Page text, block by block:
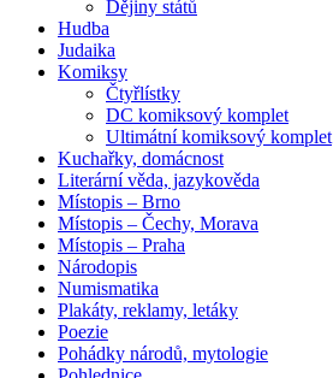
Dějiny států
Hudba
Judaika
Komiksy
Čtyřlístky
DC komiksový komplet
Ultimátní komiksový komplet
Kuchařky, domácnost
Literární věda, jazykověda
Místopis – Brno
Místopis – Čechy, Morava
Místopis – Praha
Národopis
Numismatika
Plakáty, reklamy, letáky
Poezie
Pohádky národů, mytologie